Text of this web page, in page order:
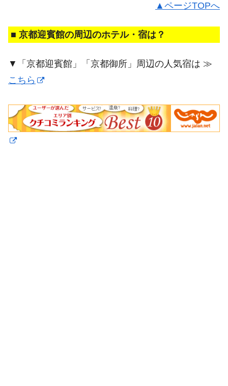
▲ページTOPへ
■ 京都迎賓館の周辺のホテル・宿は？
▼「京都迎賓館」「京都御所」周辺の人気宿は ≫
こちら